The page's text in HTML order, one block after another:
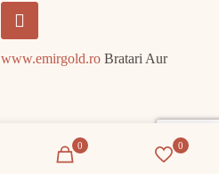
www.emirgold.roBratari Aur
0 0